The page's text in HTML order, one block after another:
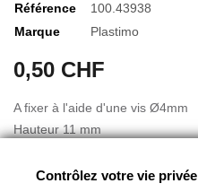
Référence
100.43938
Marque
Plastimo
0,50 CHF
A fixer à l'aide d'une vis Ø4mm
Hauteur 11 mm
Contrôlez votre vie privée